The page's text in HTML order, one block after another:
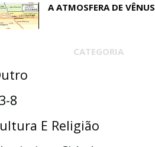
A ATMOSFERA DE VÊNUS
CATEGORIA
8
E Religião